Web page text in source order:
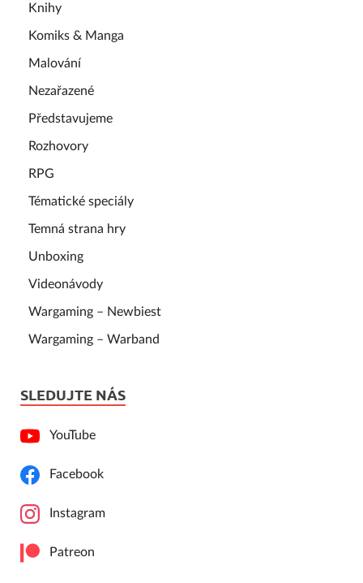
Knihy
Komiks & Manga
Malování
Nezařazené
Představujeme
Rozhovory
RPG
Tématické speciály
Temná strana hry
Unboxing
Videonávody
Wargaming – Newbiest
Wargaming – Warband
SLEDUJTE NÁS
YouTube
Facebook
Instagram
Patreon